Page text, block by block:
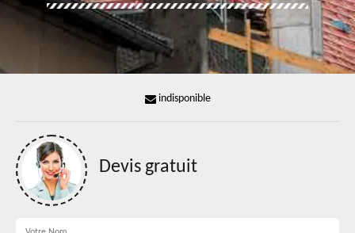
indisponible
Devis gratuit